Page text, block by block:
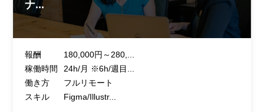
ナ...
報酬
180,000円～280,...
稼働時間
24h/月 ※6h/週目...
働き方
フルリモート
スキル
Figma/Illustr...